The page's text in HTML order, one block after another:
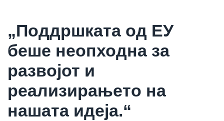
„Поддршката од ЕУ
беше неопходна за
развојот и
реализирањето на
нашата идеја.“